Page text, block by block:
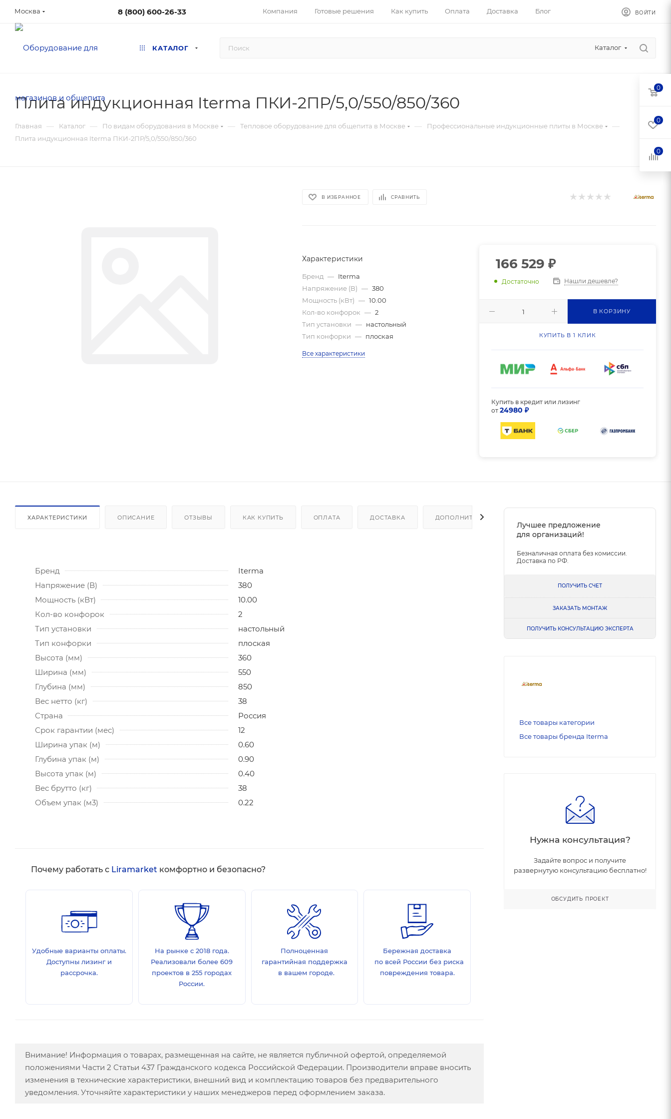
Москва 8 (800) 600-26-33 Компания Готовые решения Как купить Оплата Доставка Блог ВОЙТИ
КАТАЛОГ Каталог
Плита индукционная Iterma ПКИ-2ПР/5,0/550/850/360
Главная — Каталог — По видам оборудования в Москве — Тепловое оборудование для общепита в Москве — Профессиональные индукционные плиты в Москве —
Плита индукционная Iterma ПКИ-2ПР/5,0/550/850/360
В ИЗБРАННОЕ СРАВНИТЬ
Характеристики
Бренд — Iterma
Напряжение (В) — 380
Мощность (кВт) — 10.00
Кол-во конфорок — 2
Тип установки — настольный
Тип конфорки — плоская
Все характеристики
166 529 ₽
Достаточно Нашли дешевле?
В КОРЗИНУ
КУПИТЬ В 1 КЛИК
Купить в кредит или лизинг
от24980 ₽
ХАРАКТЕРИСТИКИ ОПИСАНИЕ ОТЗЫВЫ КАК КУПИТЬ ОПЛАТА ДОСТАВКА ДОПОЛНИТЕЛЬНО
Бренд
Iterma
Напряжение (В)
380
Мощность (кВт)
10.00
Кол-во конфорок
2
Тип установки
настольный
Тип конфорки
плоская
Высота (мм)
360
Ширина (мм)
550
Глубина (мм)
850
Вес нетто (кг)
38
Страна
Россия
Срок гарантии (мес)
12
Ширина упак (м)
0.60
Глубина упак (м)
0.90
Высота упак (м)
0.40
Вес брутто (кг)
38
Объем упак (м3)
0.22
Почему работать с Liramarket комфортно и безопасно?
Удобные варианты оплаты.
Доступны лизинг и
рассрочка.
На рынке с 2018 года.
Реализовали более 609
проектов в 255 городах
России.
Полноценная
гарантийная поддержка
в вашем городе.
Бережная доставка
по всей России без риска
повреждения товара.
Внимание! Информация о товарах, размещенная на сайте, не является публичной офертой, определяемой
положениями Части 2 Статьи 437 Гражданского кодекса Российской Федерации. Производители вправе вносить
изменения в технические характеристики, внешний вид и комплектацию товаров без предварительного
уведомления. Уточняйте характеристики у наших менеджеров перед оформлением заказа.
Лучшее предложение
для организаций!
Безналичная оплата без комиссии.
Доставка по РФ.
ПОЛУЧИТЬ СЧЕТ
ЗАКАЗАТЬ МОНТАЖ
ПОЛУЧИТЬ КОНСУЛЬТАЦИЮ ЭКСПЕРТА
Все товары категории
Все товары бренда Iterma
Нужна консультация?
Задайте вопрос и получите
развернутую консультацию бесплатно!
ОБСУДИТЬ ПРОЕКТ
0
0
0